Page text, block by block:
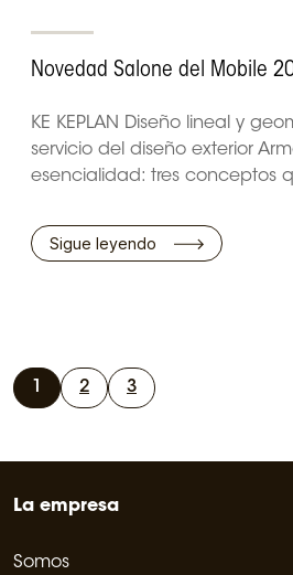
Novedad Salone del Mobile
KE KEPLAN Diseño lineal y
servicio del diseño exterior
esencialidad: tres conceptos
Sigue leyendo
2 3
La empresa
Somos